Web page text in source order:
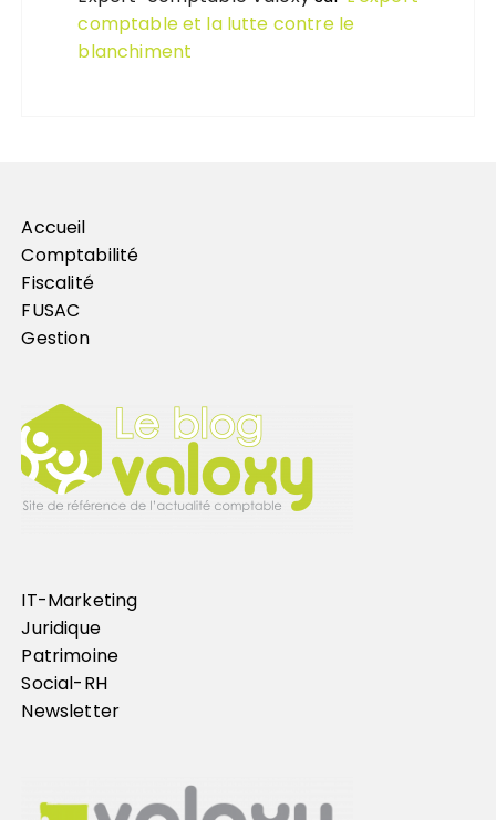
comptable et la lutte contre le
blanchiment
Accueil
Comptabilité
Fiscalité
FUSAC
Gestion
IT-Marketing
Juridique
Patrimoine
Social-RH
Newsletter